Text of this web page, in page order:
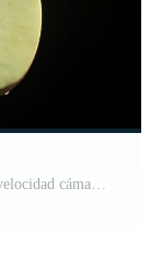
chocolate y verde manzana. filmado en un alta velocidad cámara a 1000 fps. alto calidad full HD imágenes Vídeo Pro